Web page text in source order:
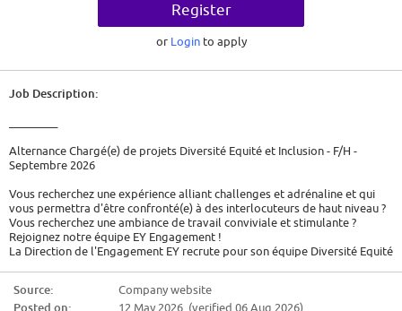
Register
or Login to apply
Job Description:
Alternance Chargé(e) de projets Diversité Equité et Inclusion - F/H -
Septembre 2026
Vous recherchez une expérience alliant challenges et adrénaline et qui
vous permettra d'être confronté(e) à des interlocuteurs de haut niveau ?
Vous recherchez une ambiance de travail conviviale et stimulante ?
Rejoignez notre équipe EY Engagement !
La Direction de l'Engagement EY recrute pour son équipe Diversité Equité
Source:
Company website
Posted on:
12 May 2026 (verified 06 Aug 2026)